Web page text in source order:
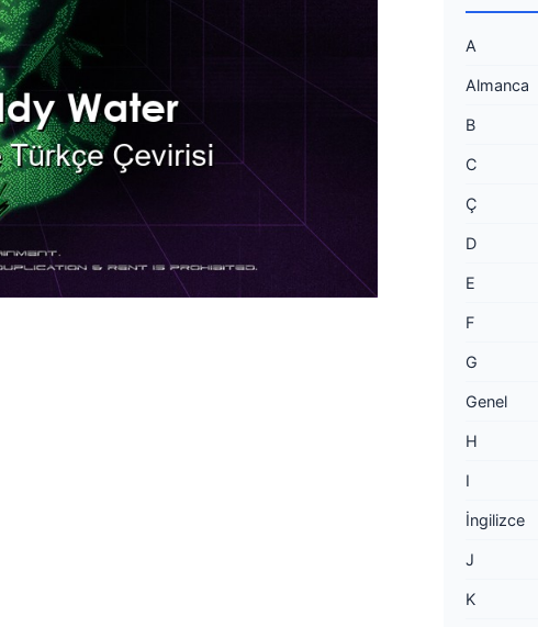
A
Almanca
B
C
Ç
D
E
F
G
Genel
H
I
İngilizce
J
K